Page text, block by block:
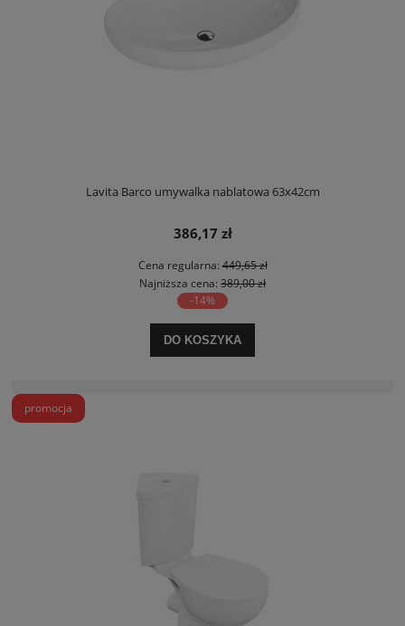
Lavita Barco umywalka nablatowa 63x42cm
386,17 zł
Cena regularna:449,65 zł
Najniższa cena: 389,00 zł
-14%
DO KOSZYKA
promocja